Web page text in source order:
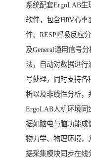
系统配套ErgoLAB生
软件，包含HRV心
件、RESP呼吸反应
及General通用信号
法，自动对数据进行
号处理，同时支持各
析以及非线性分析，
ErgoLAB人机环境同
据如脑电与脑功能成
物力学、物理环境，
据采集模块同步在线